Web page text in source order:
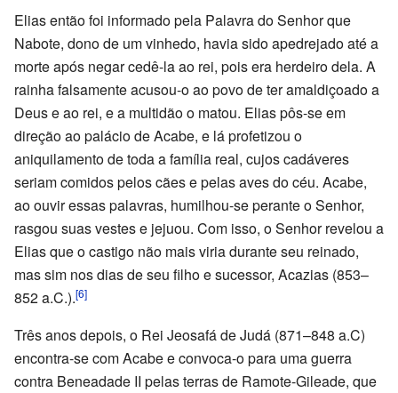
Elias então foi informado pela Palavra do Senhor que
Nabote, dono de um vinhedo, havia sido apedrejado até a
morte após negar cedê-la ao rei, pois era herdeiro dela. A
rainha falsamente acusou-o ao povo de ter amaldiçoado a
Deus e ao rei, e a multidão o matou. Elias pôs-se em
direção ao palácio de Acabe, e lá profetizou o
aniquilamento de toda a família real, cujos cadáveres
seriam comidos pelos cães e pelas aves do céu. Acabe,
ao ouvir essas palavras, humilhou-se perante o Senhor,
rasgou suas vestes e jejuou. Com isso, o Senhor revelou a
Elias que o castigo não mais viria durante seu reinado,
mas sim nos dias de seu filho e sucessor, Acazias (853–
852 a.C.).[6]
Três anos depois, o Rei Jeosafá de Judá (871–848 a.C)
encontra-se com Acabe e convoca-o para uma guerra
contra Beneadade II pelas terras de Ramote-Gileade, que